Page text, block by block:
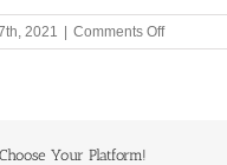
2021 | Comments Offon
Supreme,
Your Platform!